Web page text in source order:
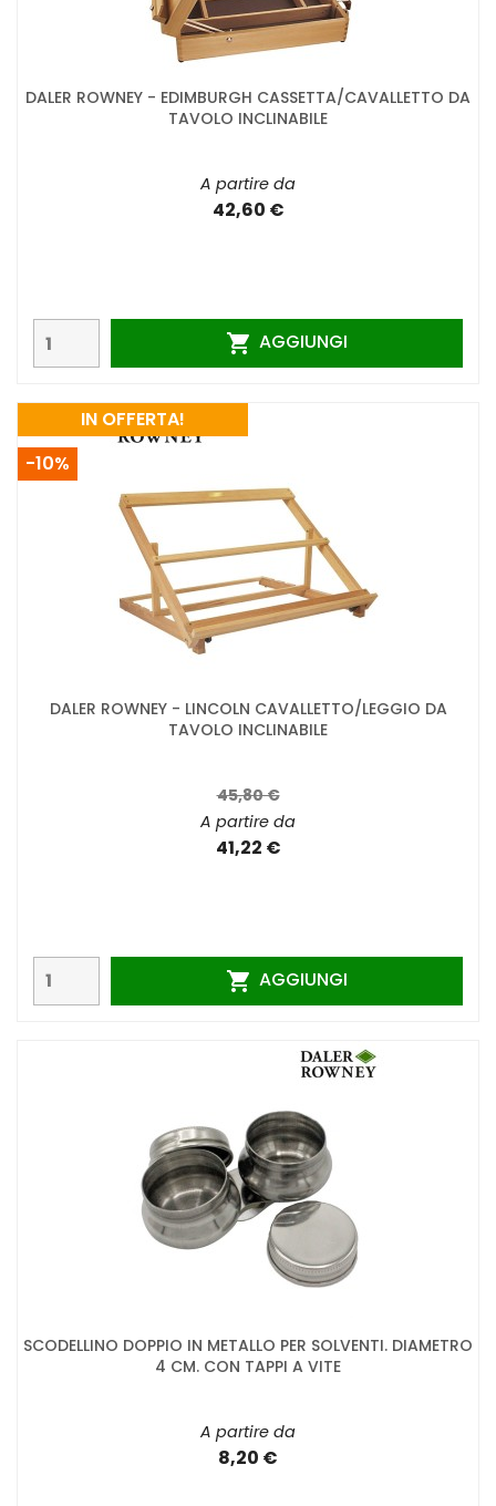
DALER ROWNEY - EDIMBURGH CASSETTA/CAVALLETTO DA
TAVOLO INCLINABILE
A partire da
42,60 €
 AGGIUNGI
DALER ROWNEY - LINCOLN CAVALLETTO/LEGGIO DA
TAVOLO INCLINABILE
45,80 €
A partire da
41,22 €
 AGGIUNGI
IN OFFERTA!
-10%
SCODELLINO DOPPIO IN METALLO PER SOLVENTI. DIAMETRO
4 CM. CON TAPPI A VITE
A partire da
8,20 €